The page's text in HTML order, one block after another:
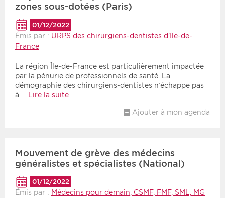
zones sous-dotées (Paris)
01/12/2022
Émis par : URPS des chirurgiens-dentistes d'Ile-de-
France
La région Île-de-France est particulièrement impactée
par la pénurie de professionnels de santé. La
démographie des chirurgiens-dentistes n’échappe pas
à… Lire la suite
Ajouter à mon agenda
Mouvement de grève des médecins
généralistes et spécialistes (National)
01/12/2022
Émis par : Médecins pour demain, CSMF, FMF, SML, MG